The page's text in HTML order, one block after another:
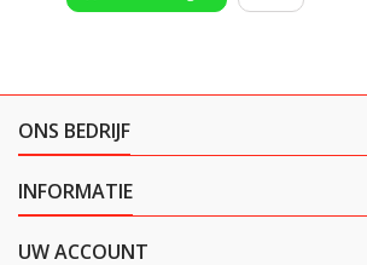
ONS BEDRIJF
INFORMATIE
UW ACCOUNT